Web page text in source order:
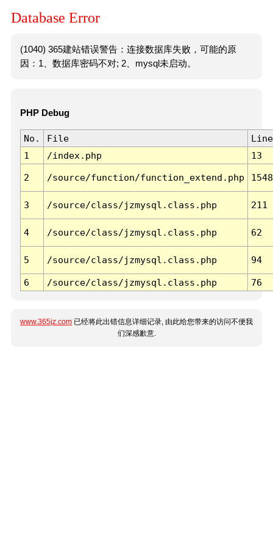
Database Error
(1040) 365建站错误警告：连接数据库失败，可能的原
因：1、数据库密码不对; 2、mysql未启动。
PHP Debug
No. File
Line
1
/index.php 13
2 /source/function/function_extend.php 1548
3 /source/class/jzmysql.class.php 211
4 /source/class/jzmysql.class.php 62
5 /source/class/jzmysql.class.php 94
6 /source/class/jzmysql.class.php 76
www.365jz.com 已经将此出错信息详细记录, 由此给您带来的访问不便我
们深感歉意.